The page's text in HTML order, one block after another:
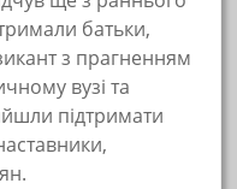
батьки,
з прагненням
вузі та
підтримати